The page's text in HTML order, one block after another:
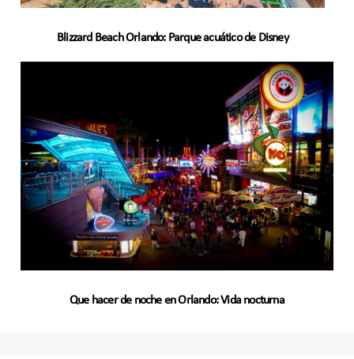
Blizzard Beach Orlando: Parque acuático de Disney
Que hacer de noche en Orlando: Vida nocturna